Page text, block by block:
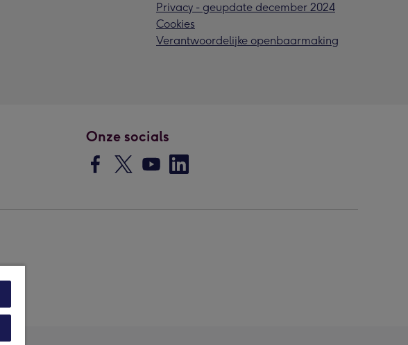
Privacy - geupdate december 2024
Cookies
Verantwoordelijke openbaarmaking
Onze socials